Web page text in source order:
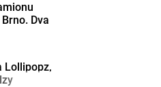
Dva
Lollipopz,